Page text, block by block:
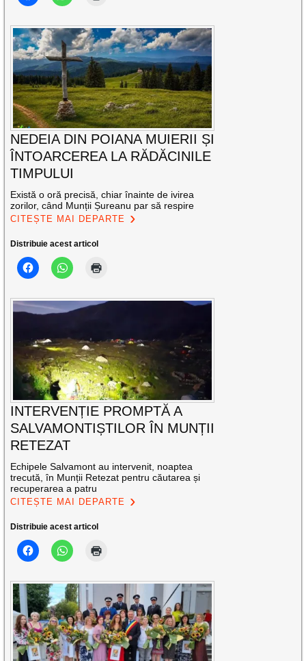
NEDEIA DIN POIANA MUIERII ȘI
ÎNTOARCEREA LA RĂDĂCINILE
TIMPULUI
Există o oră precisă, chiar înainte de ivirea
zorilor, când Munții Șureanu par să respire
CITEȘTE MAI DEPARTE
Distribuie acest articol
INTERVENȚIE PROMPTĂ A
SALVAMONTIȘTILOR ÎN MUNȚII
RETEZAT
Echipele Salvamont au intervenit, noaptea
trecută, în Munții Retezat pentru căutarea și
recuperarea a patru
CITEȘTE MAI DEPARTE
Distribuie acest articol